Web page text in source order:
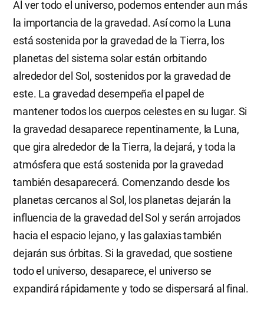
Al ver todo el universo, podemos entender aun más
la importancia de la gravedad. Así como la Luna
está sostenida por la gravedad de la Tierra, los
planetas del sistema solar están orbitando
alrededor del Sol, sostenidos por la gravedad de
este. La gravedad desempeña el papel de
mantener todos los cuerpos celestes en su lugar. Si
la gravedad desaparece repentinamente, la Luna,
que gira alrededor de la Tierra, la dejará, y toda la
atmósfera que está sostenida por la gravedad
también desaparecerá. Comenzando desde los
planetas cercanos al Sol, los planetas dejarán la
influencia de la gravedad del Sol y serán arrojados
hacia el espacio lejano, y las galaxias también
dejarán sus órbitas. Si la gravedad, que sostiene
todo el universo, desaparece, el universo se
expandirá rápidamente y todo se dispersará al final.